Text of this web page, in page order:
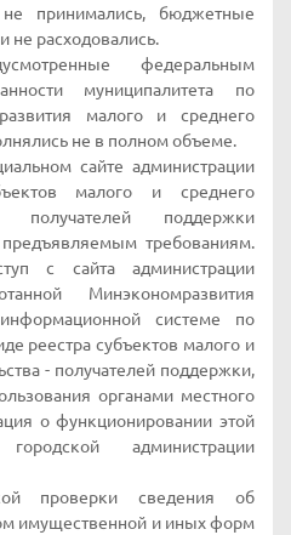
принимались, бюджетные
не расходовались.
федеральным
муниципалитета по
малого и среднего
не в полном объеме.
сайте администрации
малого и среднего
получателей поддержки
требованиям.
c сайта администрации
Минэкономразвития
системе по
реестра субъектов малого и
- получателей поддержки,
органами местного
о функционировании этой
администрации
проверки сведения об
имущественной и иных форм